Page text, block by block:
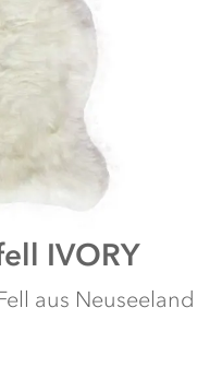
IVORY
aus Neuseeland